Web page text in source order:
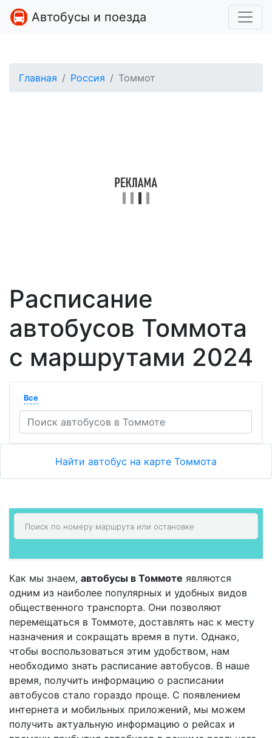
Автобусы и поезда
Главная Россия Томмот
Расписание
автобусов Томмота
с маршрутами 2024
Все
Найти автобус на карте Томмота
Как мы знаем, автобусы в Томмоте являются
одним из наиболее популярных и удобных видов
общественного транспорта. Они позволяют
перемещаться в Томмоте, доставлять нас к месту
назначения и сокращать время в пути. Однако,
чтобы воспользоваться этим удобством, нам
необходимо знать расписание автобусов. В наше
время, получить информацию о расписании
автобусов стало гораздо проще. С появлением
интернета и мобильных приложений, мы можем
получить актуальную информацию о рейсах и